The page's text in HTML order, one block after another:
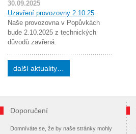
30.09.2025
Uzavření provozovny 2.10.25
Naše provozovna v Popůvkách
bude 2.10.2025 z technických
důvodů zavřená.
další aktuality…
Doporučení
Domníváte se, že by naše stránky mohly